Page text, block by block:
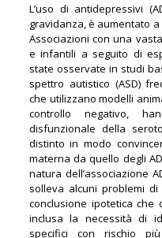
L’uso di antidepressivi
gravidanza, è aumentato
Associazioni con una
e infantili a seguito di
state osservate in studi
spettro autistico (ASD)
che utilizzano modelli
controllo negativo,
disfunzionale della
distinto in modo
materna da quello degli
natura dell’associazione
solleva alcuni problemi
conclusione ipotetica che
inclusa la necessità di
specifici con rischio